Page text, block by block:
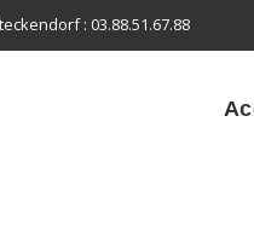
: 03.88.51.67.88